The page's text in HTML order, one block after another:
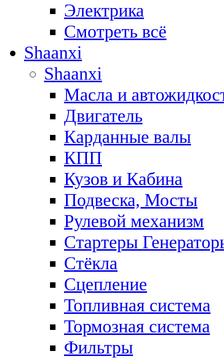
Электрика
Смотреть всё
Shaanxi
Shaanxi
Масла и
Двигатель
Карданные валы
КПП
Кузов и Кабина
Подвеска, Мосты
Рулевой механизм
Стартеры
Стёкла
Сцепление
Топливная система
Тормозная система
Фильтры